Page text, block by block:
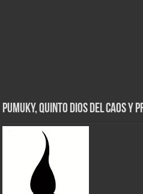
Pumuky, Quinto Dios del Caos y